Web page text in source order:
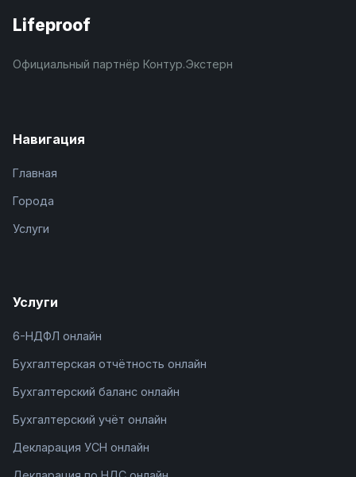
Lifeproof
Официальный партнёр Контур.Экстерн
Навигация
Главная
Города
Услуги
Услуги
6-НДФЛ онлайн
Бухгалтерская отчётность онлайн
Бухгалтерский баланс онлайн
Бухгалтерский учёт онлайн
Декларация УСН онлайн